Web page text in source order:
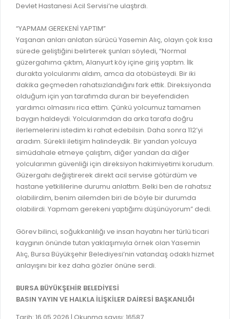
KESİN HESAPLAR
İMAR PLANI DEĞİŞİKLİKLERİ
UKOME TOPLANTILARI
FOTOĞRAF GALERİSİ
BURSA GÜNLÜĞÜ DERGİSİ
AYKOME KARARLARI
BURSA YAYINLARI
YÖNETİM SİSTEMLERİ
VİZYON & MİSYON
POLİTİKALARIMIZ
ENTEGRE YÖNETIM SISTEMI
KALITE BELGELERIMIZ
KVKK AYDINLATMA METNI
YÖNETMELIKLER / YÖNERGELER
KAMU HİZMET STANDARTLARI (KAHİS)
EVRAK TAKİBİ
MEZARLIK BİLGİ SİSTEMİ
GENEL EVRAK KAYIT
LOKMA DAĞITIM İZNİ BAŞVURUSU
BAĞLANTILAR
WEB - MOBIL UYGULAMALARIMIZ
KURUM İÇİ UYGULAMALAR
E-DEVLET KAPISI
NÖBETÇİ ECZANELER
HAL FİYATLARI
KURUMLAR
RUHSATLI HAFRİYAT ALANLARI
MÜHENDİS, MİMAR VE SÜRVEYAN KAYITLARI (İLÇE
MÜHENDİS, MİMAR VE SÜRVEYAN KAYITLARI
Devlet Hastanesi Acil Servisi’ne ulaştırdı.
“YAPMAM GEREKENİ YAPTIM”
Yaşanan anları anlatan sürücü Yasemin Alıç, olayın çok kısa
sürede geliştiğini belirterek şunları söyledi, “Normal
güzergahıma çıktım, Alanyurt köy içine giriş yaptım. İlk
durakta yolcularımı aldım, amca da otobüsteydi. Bir iki
dakika geçmeden rahatsızlandığını fark ettik. Direksiyonda
olduğum için yan tarafımda duran bir beyefendiden
yardımcı olmasını rica ettim. Çünkü yolcumuz tamamen
baygın haldeydi. Yolcularımdan da arka tarafa doğru
ilerlemelerini istedim ki rahat edebilsin. Daha sonra 112’yi
aradım. Sürekli iletişim halindeydik. Bir yandan yolcuya
simüdahale etmeye çalıştım, diğer yandan da diğer
yolcularımın güvenliği için direksiyon hakimiyetimi korudum.
Güzergahı değiştirerek direkt acil servise götürdüm ve
hastane yetkililerine durumu anlattım. Belki ben de rahatsız
olabilirdim, benim ailemden biri de böyle bir durumda
olabilirdi. Yapmam gerekeni yaptığımı düşünüyorum” dedi.
Görev bilinci, soğukkanlılığı ve insan hayatını her türlü ticari
kaygının önünde tutan yaklaşımıyla örnek olan Yasemin
Alıç, Bursa Büyükşehir Belediyesi’nin vatandaş odaklı hizmet
anlayışını bir kez daha gözler önüne serdi.
BURSA BÜYÜKŞEHİR BELEDİYESİ
BASIN YAYIN VE HALKLA İLİŞKİLER DAİRESİ BAŞKANLIĞI
Tarih: 16.05.2026 | Okunma sayısı: 16587